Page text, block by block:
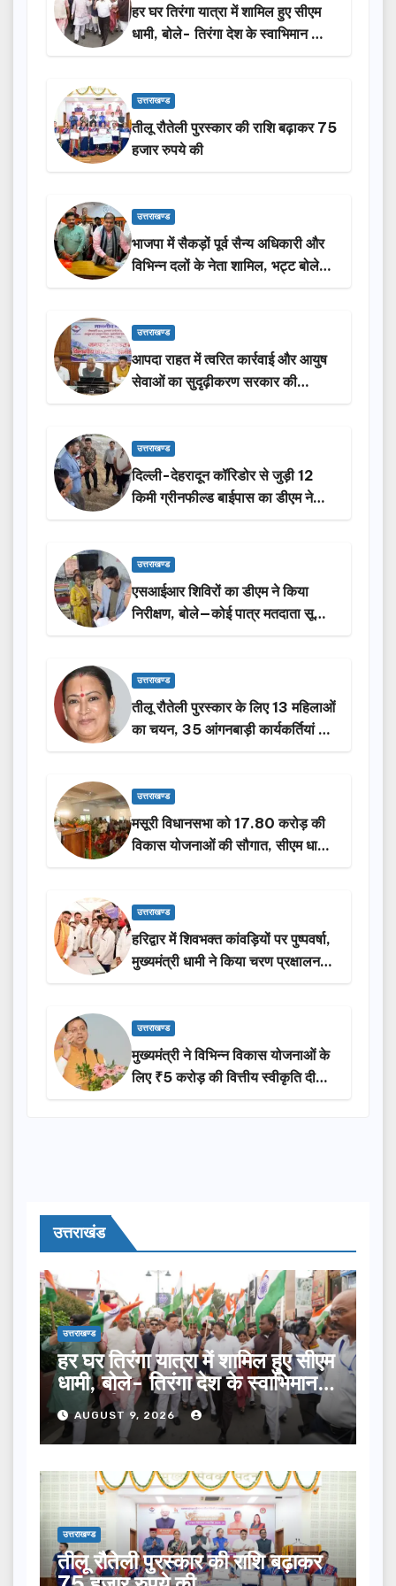
हर घर तिरंगा यात्रा में शामिल हुए सीएम
धामी, बोले- तिरंगा देश के स्वाभिमान का
प्रतीक
उत्तराखण्ड
तीलू रौतेली पुरस्कार की राशि बढ़ाकर 75
हजार रुपये की
उत्तराखण्ड
भाजपा में सैकड़ों पूर्व सैन्य अधिकारी और
विभिन्न दलों के नेता शामिल, भट्ट बोले-
2027 में जीत की हैट्रिक लगाएगी पार्टी
उत्तराखण्ड
आपदा राहत में त्वरित कार्रवाई और आयुष
सेवाओं का सुदृढ़ीकरण सरकार की
प्राथमिकता: मदन कौशिक
उत्तराखण्ड
दिल्ली-देहरादून कॉरिडोर से जुड़ी 12
किमी ग्रीनफील्ड बाईपास का डीएम ने
किया निरीक्षण…
उत्तराखण्ड
एसआईआर शिविरों का डीएम ने किया
निरीक्षण, बोले—कोई पात्र मतदाता सूची
से न छूटे…
उत्तराखण्ड
तीलू रौतेली पुरस्कार के लिए 13 महिलाओं
का चयन, 35 आंगनबाड़ी कार्यकर्तियां भी
होंगी सम्मानित…
उत्तराखण्ड
मसूरी विधानसभा को 17.80 करोड़ की
विकास योजनाओं की सौगात, सीएम धामी
ने किया लोकार्पण-शिलान्यास.
उत्तराखण्ड
हरिद्वार में शिवभक्त कांवड़ियों पर पुष्पवर्षा,
मुख्यमंत्री धामी ने किया चरण प्रक्षालन…
उत्तराखण्ड
मुख्यमंत्री ने विभिन्न विकास योजनाओं के
लिए ₹5 करोड़ की वित्तीय स्वीकृति दी…
उत्तराखंड
उत्तराखण्ड
हर घर तिरंगा यात्रा में शामिल हुए सीएम
धामी, बोले- तिरंगा देश के स्वाभिमान
का प्रतीक
AUGUST 9, 2026
उत्तराखण्ड
तीलू रौतेली पुरस्कार की राशि बढ़ाकर